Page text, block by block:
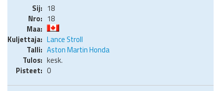
18
18
Lance Stroll
Aston Martin Honda
kesk.
0